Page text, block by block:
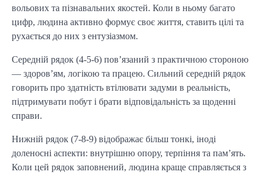
вольових та пізнавальних якостей. Коли в ньому багато
цифр, людина активно формує своє життя, ставить цілі та
рухається до них з ентузіазмом.
Середній рядок (4-5-6) пов’язаний з практичною стороною
— здоров’ям, логікою та працею. Сильний середній рядок
говорить про здатність втілювати задуми в реальність,
підтримувати побут і брати відповідальність за щоденні
справи.
Нижній рядок (7-8-9) відображає більш тонкі, іноді
доленосні аспекти: внутрішню опору, терпіння та пам’ять.
Коли цей рядок заповнений, людина краще справляється з